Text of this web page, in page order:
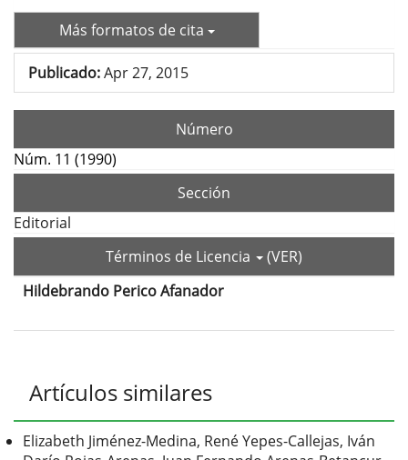
Más formatos de cita
Publicado:Apr 27, 2015
Número
Núm. 11 (1990)
Sección
Editorial
Términos de Licencia
(VER)
Contenido
principal
artículo
Hildebrando Perico Afanador
Detalles
del
artículo
Artículos similares
Elizabeth Jiménez-Medina, René Yepes-Callejas, Iván